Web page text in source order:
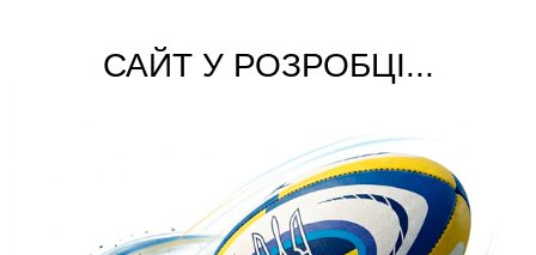
САЙТ У РОЗРОБЦІ...